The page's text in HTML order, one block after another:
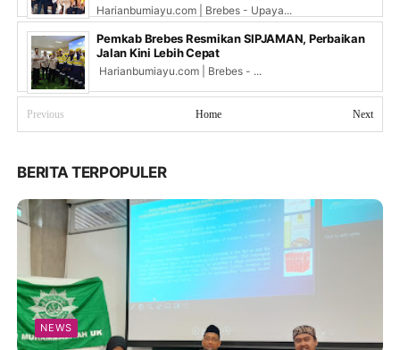
Harianbumiayu.com | Brebes - Upaya...
Pemkab Brebes Resmikan SIPJAMAN, Perbaikan
Jalan Kini Lebih Cepat
Harianbumiayu.com | Brebes - ...
Previous Next
Home
BERITA TERPOPULER
NEWS